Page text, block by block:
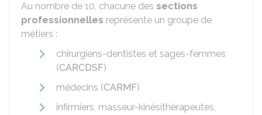
Au nombre de 10, chacune des sections
professionnelles représente un groupe de
métiers :
chirurgiens-dentistes et sages-femmes
(CARCDSF)
médecins (CARMF)
infirmiers, masseur-kinésithérapeutes,